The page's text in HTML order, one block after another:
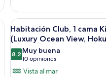
(Kukahi)
superior,
camas
Queen
size,
vista
al
océano
un escritorio y una silla.
Abrir
todas
las
fotos
de
6
Habitación Club, 1 cama
(Luxury Ocean View,
8.28.2 de 10
Muy buena
10 opiniones
(10
opiniones)
Vista al mar